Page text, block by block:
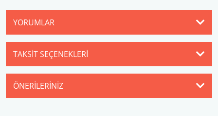
YORUMLAR
TAKSIT SEÇENEKLERI
ÖNERILERINIZ